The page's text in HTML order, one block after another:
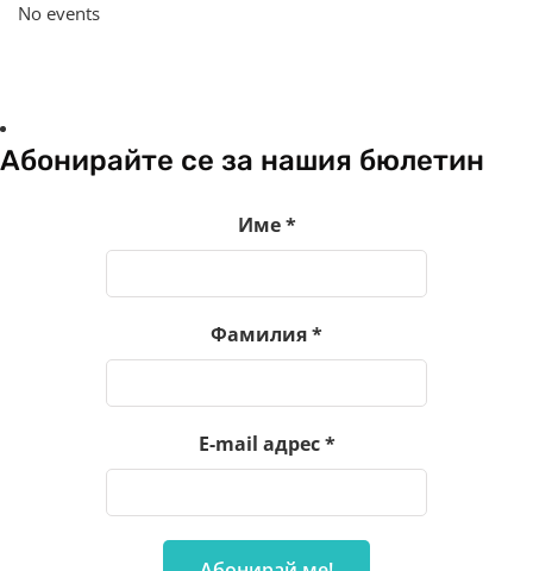
No events
Абонирайте се за нашия бюлетин
Име*
Фамилия*
E-mail адрес*